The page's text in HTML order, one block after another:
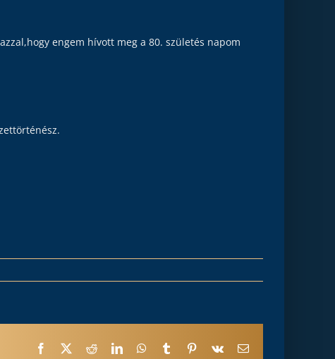
engem hívott meg a 80. születés napom
Facebook RedditLinkedInWhatsApp
Tumblr Pinterest
Vk Email: